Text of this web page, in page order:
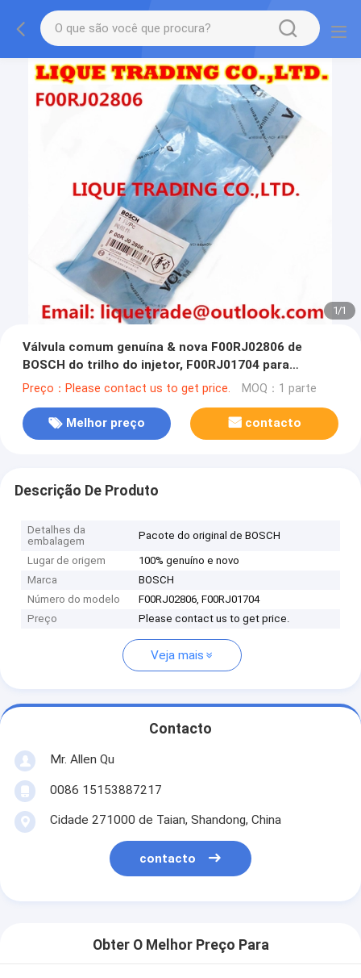
1/1
Válvula comum genuína & nova F00RJ02806 de
BOSCH do trilho do injetor, F00RJ01704 para
0445120083, 0445120141, 0445120165
Preço：Please contact us to get price. MOQ：1 parte
Melhor preço contacto
Descrição De Produto
Detalhes da
embalagem
Pacote do original de BOSCH
Lugar de origem
100% genuíno e novo
Marca
BOSCH
Número do modelo
F00RJ02806, F00RJ01704
Preço
Please contact us to get price.
Veja mais
Contacto
Mr. Allen Qu
0086 15153887217
Cidade 271000 de Taian, Shandong, China
contacto
Obter O Melhor Preço Para